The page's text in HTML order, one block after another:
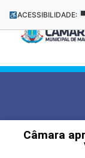
ACESSIBILIDADE:
Câmara